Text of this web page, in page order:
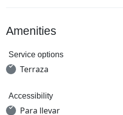
Amenities
Service options
Terraza
Accessibility
Para llevar